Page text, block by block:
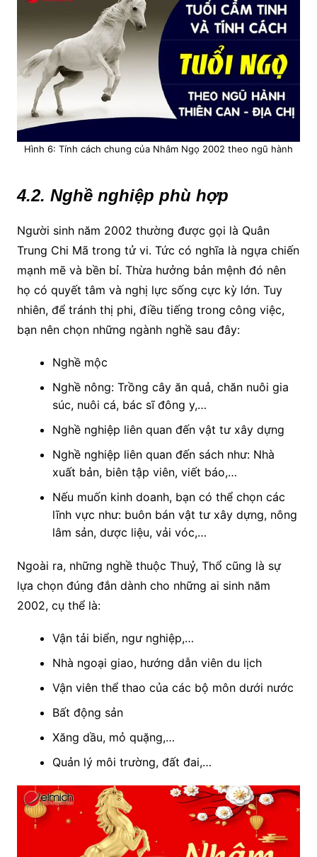
Hình 6: Tính cách chung của Nhâm Ngọ 2002 theo ngũ hành
4.2. Nghề nghiệp phù hợp
Người sinh năm 2002 thường được gọi là Quân
Trung Chi Mã trong tử vi. Tức có nghĩa là ngựa chiến
mạnh mẽ và bền bỉ. Thừa hưởng bản mệnh đó nên
họ có quyết tâm và nghị lực sống cực kỳ lớn. Tuy
nhiên, để tránh thị phi, điều tiếng trong công việc,
bạn nên chọn những ngành nghề sau đây:
Nghề mộc
Nghề nông: Trồng cây ăn quả, chăn nuôi gia
súc, nuôi cá, bác sĩ đông y,…
Nghề nghiệp liên quan đến vật tư xây dựng
Nghề nghiệp liên quan đến sách như: Nhà
xuất bản, biên tập viên, viết báo,…
Nếu muốn kinh doanh, bạn có thể chọn các
lĩnh vực như: buôn bán vật tư xây dựng, nông
lâm sản, dược liệu, vải vóc,…
Ngoài ra, những nghề thuộc Thuỷ, Thổ cũng là sự
lựa chọn đúng đắn dành cho những ai sinh năm
2002, cụ thể là:
Vận tải biển, ngư nghiệp,…
Nhà ngoại giao, hướng dẫn viên du lịch
Vận viên thể thao của các bộ môn dưới nước
Bất động sản
Xăng dầu, mỏ quặng,…
Quản lý môi trường, đất đai,…